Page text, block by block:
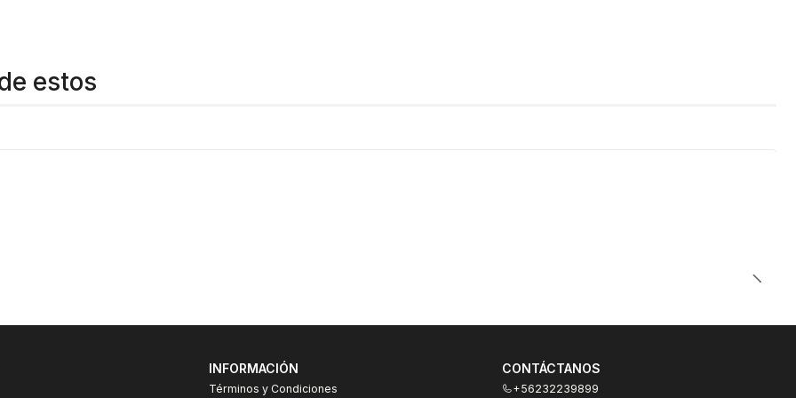
estos
INFORMACIÓN
Términos y Condiciones
CONTÁCTANOS
+56232239899